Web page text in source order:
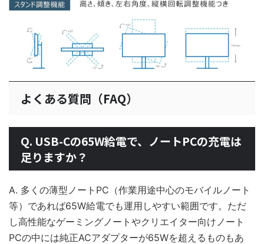
よくある質問（FAQ）
Q. USB-Cの65W給電で、ノートPCの充電は
足りますか？
A. 多くの薄型ノートPC（作業用途中心のモバイルノート
等）であれば65W給電でも運用しやすい範囲です。ただ
し高性能なゲーミングノートやクリエイター向けノート
PCの中には純正ACアダプターが65Wを超えるものもあ